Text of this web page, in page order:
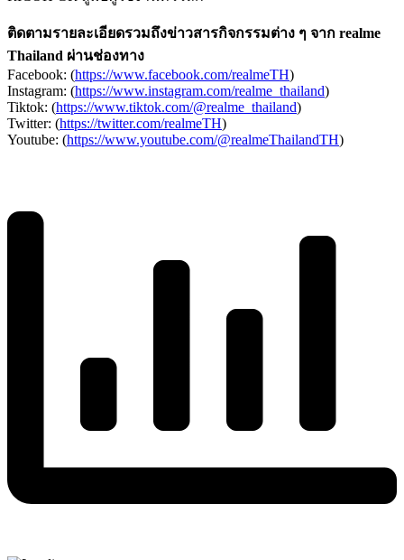
ติดตามรายละเอียดรวมถึงข่าวสารกิจกรรมต่าง ๆ จาก realme
Thailand ผ่านช่องทาง
Facebook: (https://www.facebook.com/realmeTH)
Instagram: (https://www.instagram.com/realme_thailand)
Tiktok: (https://www.tiktok.com/@realme_thailand)
Twitter: (https://twitter.com/realmeTH)
Youtube: (https://www.youtube.com/@realmeThailandTH)